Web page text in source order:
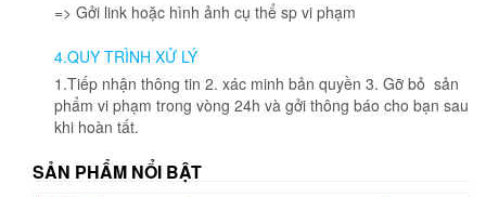
=> Gởi link hoặc hình ảnh cụ thể sp vi phạm
4.QUY TRÌNH XỬ LÝ
1.Tiếp nhận thông tin 2. xác minh bản quyền 3. Gỡ bỏ sản
phẩm vi phạm trong vòng 24h và gởi thông báo cho bạn sau
khi hoàn tất.
SẢN PHẨM NỔI BẬT